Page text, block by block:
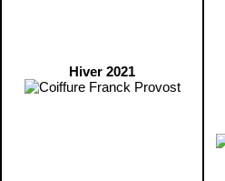
Hiver 2021